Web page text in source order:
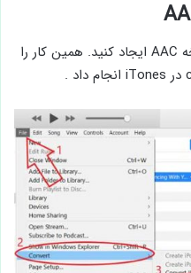
اکنون باید یک آهنگ زنگ را با نسخه AAC ایجاد کنید. همین کار را